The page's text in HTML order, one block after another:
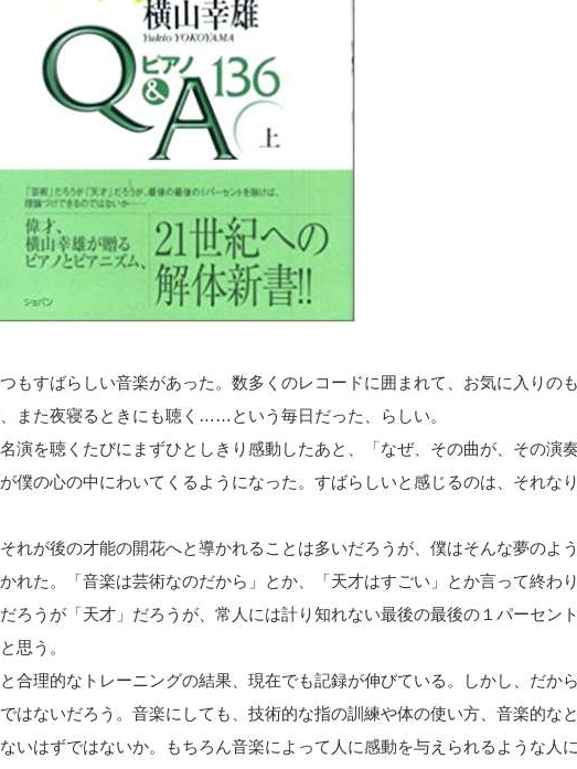
もすばらしい音楽があった。数多くのレコードに囲まれて、お気に入りの
また夜寝るときにも聴く……という毎日だった、らしい。
演を聴くたびにまずひとしきり感動したあと、「なぜ、その曲が、その演
僕の心の中にわいてくるようになった。すばらしいと感じるのは、それな
れが後の才能の開花へと導かれることは多いだろうが、僕はそんな夢のよ
れた。「音楽は芸術なのだから」とか、「天才はすごい」とか言って終わ
ろうが「天才」だろうが、常人には計り知れない最後の最後の１パーセン
思う。
合理的なトレーニングの結果、現在でも記録が伸びている。しかし、だか
はないだろう。音楽にしても、技術的な指の訓練や体の使い方、音楽的な
いはずではないか。もちろん音楽によって人に感動を与えられるような人に